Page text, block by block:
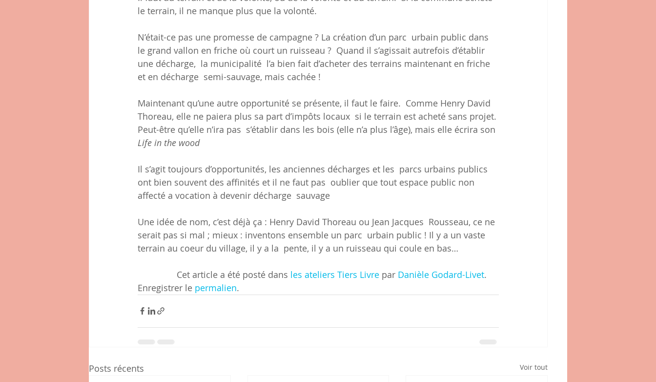
le terrain, il ne manque plus que la volonté.
N’était-ce pas une promesse de campagne ? La création d’un parc  urbain public dans
le grand vallon en friche où court un ruisseau ?  Quand il s’agissait autrefois d’établir
une décharge,  la municipalité  l’a bien fait d’acheter des terrains maintenant en friche
et en décharge  semi-sauvage, mais cachée !
Maintenant qu’une autre opportunité se présente, il faut le faire.  Comme Henry David
Thoreau, elle ne paiera plus sa part d’impôts locaux  si le terrain est acheté sans projet.
Peut-être qu’elle n’ira pas  s’établir dans les bois (elle n’a plus l’âge), mais elle écrira son
Life in the wood
Il s’agit toujours d’opportunités, les anciennes décharges et les  parcs urbains publics
ont bien souvent des affinités et il ne faut pas  oublier que tout espace public non
affecté a vocation à devenir décharge  sauvage
Une idée de nom, c’est déjà ça : Henry David Thoreau ou Jean Jacques  Rousseau, ce ne
serait pas si mal ; mieux : inventons ensemble un parc  urbain public ! Il y a un vaste
terrain au coeur du village, il y a la  pente, il y a un ruisseau qui coule en bas…
Cet article a été posté dans les ateliers Tiers Livre par Danièle Godard-Livet.
Enregistrer le permalien
Posts récents Voir tout